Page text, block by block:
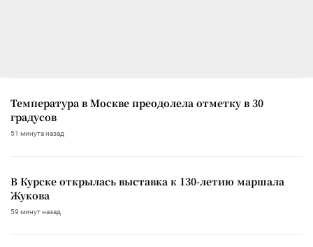
Температура в Москве преодолела отметку в 30
градусов
51 минута назад
В Курске открылась выставка к 130-летию маршала
Жукова
59 минут назад